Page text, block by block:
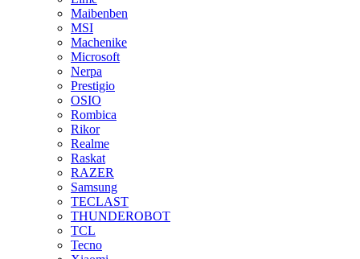
Maibenben
MSI
Machenike
Microsoft
Nerpa
Prestigio
OSIO
Rombica
Rikor
Realme
Raskat
RAZER
Samsung
TECLAST
THUNDEROBOT
TCL
Tecno